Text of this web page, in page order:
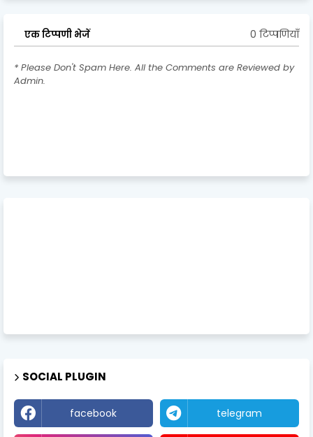
एक टिप्पणी भेजें 0 टिप्पणियाँ
* Please Don't Spam Here. All the Comments are Reviewed by
Admin.
SOCIAL PLUGIN
facebook telegram